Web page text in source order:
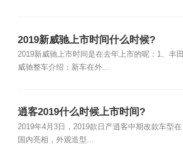
2019新威驰上市时间什么时候?
2019新威驰上市时间是在去年上市的呢：1、丰田
威驰整车介绍：新车在外...
逍客2019什么时候上市时间?
2019年4月3日，2019款日产逍客中期改款车型在
国内亮相，外观造型...